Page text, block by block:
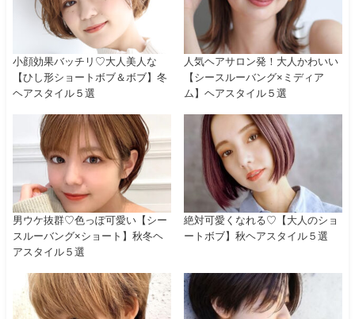
小顔効果バッチリ♡大人美人な
【ひし形ショートボブ＆ボブ】冬
ヘアスタイル５選
人気ヘアサロン発！大人かわいい
【シースルーバング×ミディア
ム】ヘアスタイル５選
男ウケ抜群♡色っぽ可愛い【シー
スルーバング×ショート】秋冬ヘ
アスタイル５選
絶対可愛くなれる♡【大人のショ
ートボブ】秋ヘアスタイル５選